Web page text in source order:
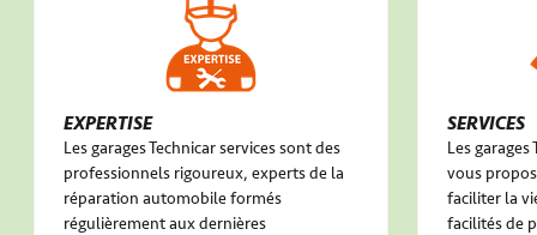
EXPERTISE
Les garages Technicar services sont des
professionnels rigoureux, experts de la
réparation automobile formés
régulièrement aux dernières
SERVICES
Les
vous
faciliter la
facilités de